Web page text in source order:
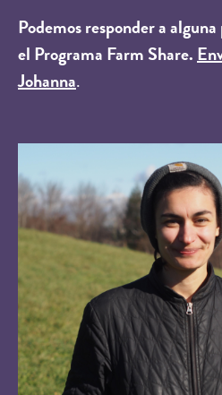
Podemos responder a
el Programa Farm Share.
Johanna.